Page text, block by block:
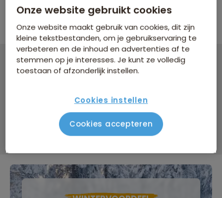
Profiteer nu van tijdelijke korting op vertrek:
Woensdag 2 sep
Groepsrondreis Japan
Bijkomende kosten €26,25 p.p. op basis van 2 personen
Data & prijzen
Onze website gebruikt cookies
Onze website maakt gebruik van cookies, dit zijn
kleine tekstbestanden, om je gebruikservaring te
verbeteren en de inhoud en advertenties af te
stemmen op je interesses. Je kunt ze volledig
toestaan of afzonderlijk instellen.
Cookies instellen
Cookies accepteren